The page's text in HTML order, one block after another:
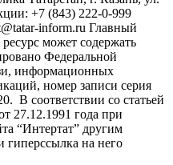
+7 (843) 222-0-999
inform.ru Главный
может содержать
Федеральной
информационных
номер записи серия
В соответствии со статьей
27.12.1991 года при
“Интертат” другим
гиперссылка на него